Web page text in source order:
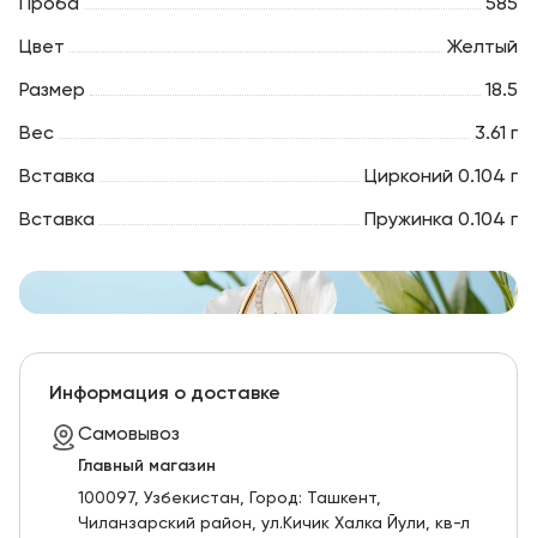
Проба 585
Цвет Желтый
Размер 18.5
Вес 3.61 г
Вставка Цирконий 0.104 г
Вставка Пружинка 0.104 г
Информация о доставке
Самовывоз
Главный магазин
100097, Узбекистан, Город: Ташкент,
Чиланзарский pайон, ул.Кичик Халка Йули, кв-л